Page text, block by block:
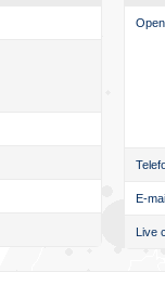
E-
Live